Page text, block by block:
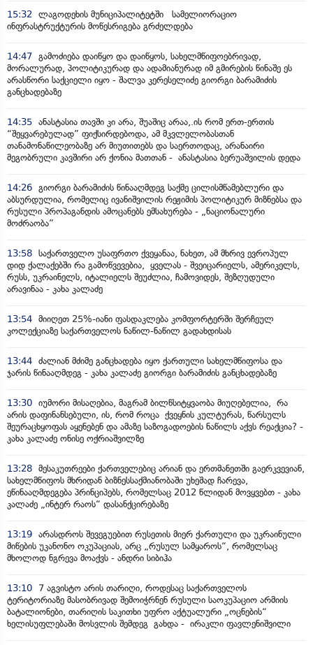
15:32 ლაგოდეხის მუნიციპალიტეტში სამელიორაციო
ინფრასტრუქტურის მოწესრიგება გრძელდება
14:47 გამოძიება დაიწყო და დაიწყოს, სახელმწიფოებრივად,
მორალურად, პოლიტიკურად და ადამიანურად იმ გმირების წინაშე ეს
არასწორი საქციელი იყო - შალვა კერესელიძე გიორგი ბარამიძის
განცხადებაზე
14:35 ანასტასია თავში კი არა, შუაშიც არაა,.ის რომ ერთ-ერთის
“შეყვარებულად” ფიქსირდებოდა, ამ მკვლელობასთან
თანამონაწილეობაზე არ მიუთითებს და საერთოდაც, არანაირი
მეგობრული კავშირი არ ქონია მათთან - ანასტასია ბერუაშვილის დედა
14:26 გიორგი ბარამიძის წინააღმდეგ საქმე ცილისმწამებლური და
აბსურდულია, რომელიც ივანიშვილის რეჟიმის პოლიტიკურ მიზნებსა და
რუსული პროპაგანდის ამოცანებს ემსახურება - „ნაციონალური
მოძრაობა”
13:58 საქართველო უსაფრთო ქვეყანაა, ნახეთ, ამ მხრივ ევროპულ
დიდ ქალაქებში რა გამოწვევებია, ყველას - შვეიცარიელს, ამერიკელს,
რუსს, უკრაინელს, იტალიელს შეუძლია, ჩამოვიდეს, შეზღუდული
არავინაა - კახა კალაძე
13:54 მიიღეთ 25%-იანი ფასდაკლება კომფორტერში შერჩეულ
კოლექციაზე საქართველოს ნაწილ-ნაწილ გადახდისას
13:44 ძალიან მძიმე განცხადება იყო ქართული სახელმწიფოსა და
ჯარის წინააღმდეგ - კახა კალაძე გიორგი ბარამიძის განცხადებაზე
13:30 იუმორი მისაღებია, მაგრამ ბილწსიტყვაობა მიუღებელია, რა
არის დაფინანსებული, ის, რომ როცა ქვეყნის კულტურას, წარსულს
შეურაცხყოფას აყენებენ და ამაზე საზოგადოების ნაწილს აქვს რეაქცია? -
კახა კალაძე ონისე ოქრიაშვილზე
13:28 მესაკუთრეები ქართველებიც არიან და ერთმანეთში გაერკვევიან,
სახელმწიფოს მხრიდან ბიზნესსაქმიანობაში უხეშად ჩარევა,
ეწინააღმდეგება პრინციპებს, რომელსაც 2012 წლიდან მოვყვებთ - კახა
კალაძე „ინტერ რაოს“ დასანქცირებაზე
13:19 არასდროს შევეგუებით რუსეთის მიერ ქართული და უკრაინული
მიწების უკანონო ოკუპაციას, არც „რუსულ სამყაროს“, რომელსაც
მხოლოდ ნგრევა მოაქვს - ანდრი სიბიჰა
13:10
7 აგვისტო არის თარიღი, როდესაც საქართველოს
ტერიტორიაზე მასობრივად შემოიჭრნენ რუსული საოკუპაციო არმიის
ბატალიონები, თარიღის საკითხი უფრო აქტუალური „ოცნების“
ხელისუფლებაში მოსვლის შემდეგ გახდა - ირაკლი ფავლენიშვილი